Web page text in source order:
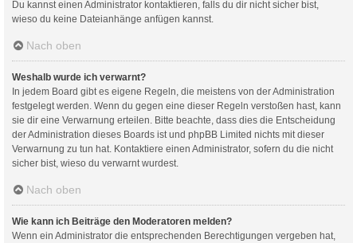
Du kannst einen Administrator kontaktieren, falls du dir nicht sicher bist,
wieso du keine Dateianhänge anfügen kannst.
Nach oben
Weshalb wurde ich verwarnt?
In jedem Board gibt es eigene Regeln, die meistens von der Administration
festgelegt werden. Wenn du gegen eine dieser Regeln verstoßen hast, kann
sie dir eine Verwarnung erteilen. Bitte beachte, dass dies die Entscheidung
der Administration dieses Boards ist und phpBB Limited nichts mit dieser
Verwarnung zu tun hat. Kontaktiere einen Administrator, sofern du die nicht
sicher bist, wieso du verwarnt wurdest.
Nach oben
Wie kann ich Beiträge den Moderatoren melden?
Wenn ein Administrator die entsprechenden Berechtigungen vergeben hat,